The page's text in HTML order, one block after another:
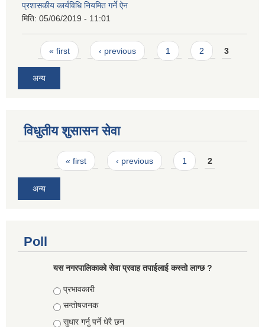
प्रशासकीय कार्यविधि नियमित गर्ने ऐन
मिति: 05/06/2019 - 11:01
Pages
« first ‹ previous 1 2 3
अन्य
विधुतीय शुसासन सेवा
Pages« first ‹ previous 1 2
अन्य
Poll
यस नगरपालिकाको सेवा प्रवाह तपाईलाई कस्तो लाग्छ ?
Choices
प्रभावकारी
सन्तोषजनक
सुधार गर्नु पर्ने धेरै छन